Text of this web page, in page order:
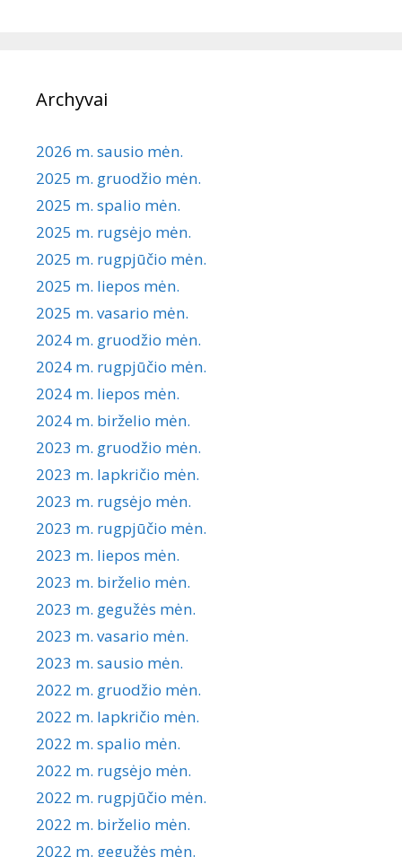
Archyvai
2026 m. sausio mėn.
2025 m. gruodžio mėn.
2025 m. spalio mėn.
2025 m. rugsėjo mėn.
2025 m. rugpjūčio mėn.
2025 m. liepos mėn.
2025 m. vasario mėn.
2024 m. gruodžio mėn.
2024 m. rugpjūčio mėn.
2024 m. liepos mėn.
2024 m. birželio mėn.
2023 m. gruodžio mėn.
2023 m. lapkričio mėn.
2023 m. rugsėjo mėn.
2023 m. rugpjūčio mėn.
2023 m. liepos mėn.
2023 m. birželio mėn.
2023 m. gegužės mėn.
2023 m. vasario mėn.
2023 m. sausio mėn.
2022 m. gruodžio mėn.
2022 m. lapkričio mėn.
2022 m. spalio mėn.
2022 m. rugsėjo mėn.
2022 m. rugpjūčio mėn.
2022 m. birželio mėn.
2022 m. gegužės mėn.